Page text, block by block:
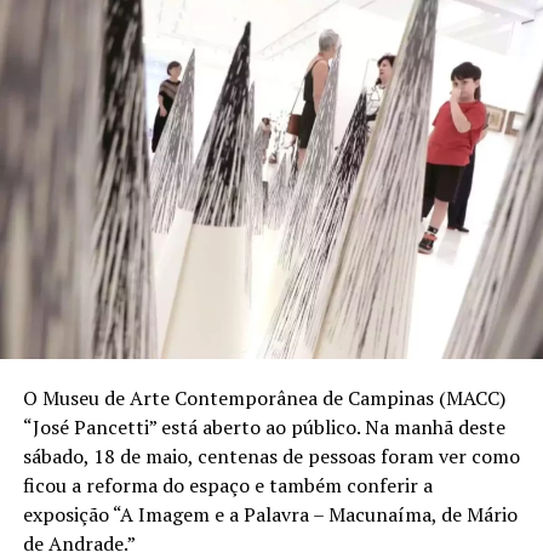
O Museu de Arte Contemporânea de Campinas (MACC)
“José Pancetti” está aberto ao público. Na manhã deste
sábado, 18 de maio, centenas de pessoas foram ver como
ficou a reforma do espaço e também conferir a
exposição “A Imagem e a Palavra – Macunaíma, de Mário
de Andrade.”